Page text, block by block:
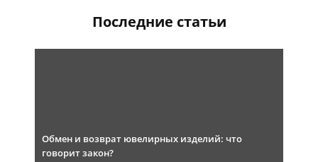
Последние статьи
Обмен и возврат ювелирных изделий: что
говорит закон?